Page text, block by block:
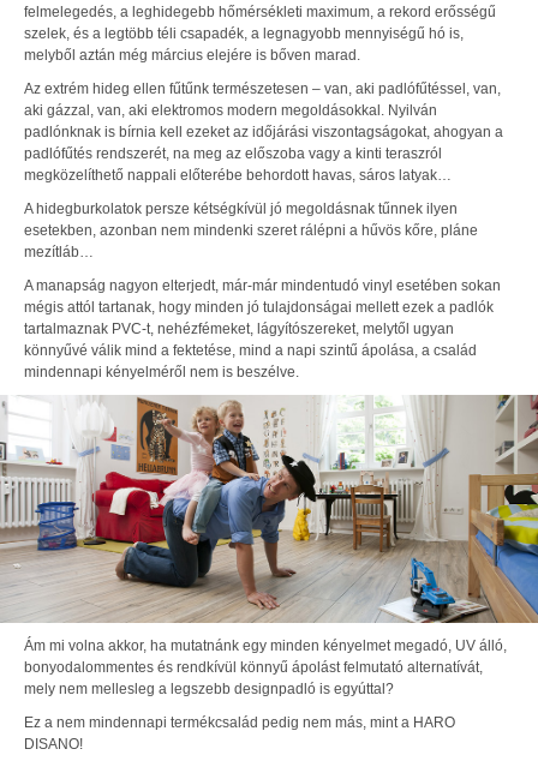
felmelegedés, a leghidegebb hőmérsékleti maximum, a rekord erősségű
szelek, és a legtöbb téli csapadék, a legnagyobb mennyiségű hó is,
melyből aztán még március elejére is bőven marad.
Az extrém hideg ellen fűtűnk természetesen – van, aki padlófűtéssel, van,
aki gázzal, van, aki elektromos modern megoldásokkal. Nyilván
padlónknak is bírnia kell ezeket az időjárási viszontagságokat, ahogyan a
padlófűtés rendszerét, na meg az előszoba vagy a kinti teraszról
megközelíthető nappali előterébe behordott havas, sáros latyak…
A hidegburkolatok persze kétségkívül jó megoldásnak tűnnek ilyen
esetekben, azonban nem mindenki szeret rálépni a hűvös kőre, pláne
mezítláb…
A manapság nagyon elterjedt, már-már mindentudó vinyl esetében sokan
mégis attól tartanak, hogy minden jó tulajdonságai mellett ezek a padlók
tartalmaznak PVC-t, nehézfémeket, lágyítószereket, melytől ugyan
könnyűvé válik mind a fektetése, mind a napi szintű ápolása, a család
mindennapi kényelméről nem is beszélve.
Ám mi volna akkor, ha mutatnánk egy minden kényelmet megadó, UV álló,
bonyodalommentes és rendkívül könnyű ápolást felmutató alternatívát,
mely nem mellesleg a legszebb designpadló is egyúttal?
Ez a nem mindennapi termékcsalád pedig nem más, mint a HARO
DISANO!